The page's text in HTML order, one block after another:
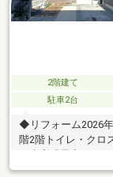
2階建て
駐車2台
◆リフォーム2026
階2階トイレ・クロ
す。◆設備エコキュ